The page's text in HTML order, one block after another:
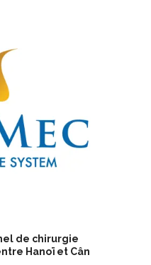
de chirurgie
Hanoï et Cân